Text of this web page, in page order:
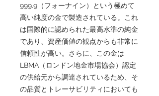
999.9（フォーナイン）という極めて
高い純度の金で製造されている。これ
は国際的に認められた最高水準の純金
であり、資産価値の観点からも非常に
信頼性が高い。さらに、この金は
LBMA（ロンドン地金市場協会）認定
の供給元から調達されているため、そ
の品質とトレーサビリティにおいても